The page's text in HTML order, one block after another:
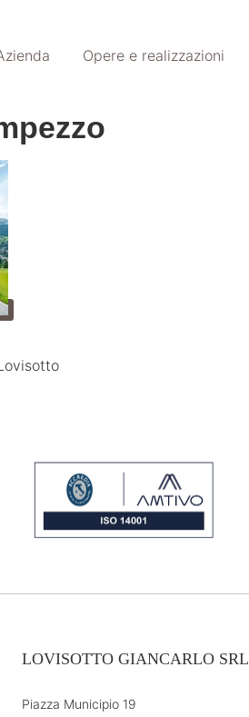
Opere e realizzazioni
LOVISOTTO GIANCARLO SRL
Piazza Municipio 19